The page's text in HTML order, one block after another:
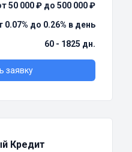
50 000 ₽ до 500 000 ₽
0.07% до 0.26% в день
60 - 1825 дн.
заявку
Кредит